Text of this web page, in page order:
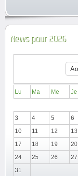
News pour 2026
Lu Ma Me Je
3
4 5 6
10
11 12 13
17
18 19 20
24
25 26 27
31